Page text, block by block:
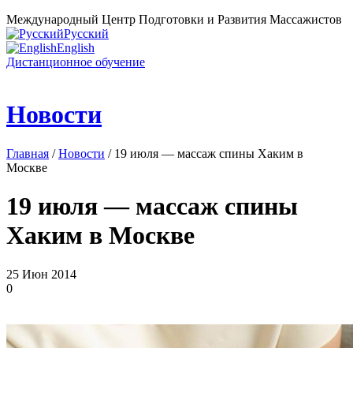
Международный Центр Подготовки и Развития Массажистов
Русский
English
Дистанционное обучение
Новости
Главная /Новости / 19 июля — массаж спины Хаким в
Москве
19 июля — массаж спины
Хаким в Москве
25 Июн 2014
0